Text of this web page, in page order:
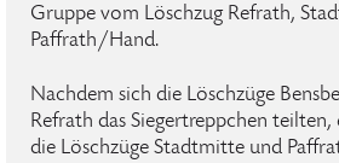
Gruppe vom Löschzug Refrath,
Paffrath/Hand.
Nachdem sich die Löschzüge
Refrath das Siegertreppchen teilten,
die Löschzüge Stadtmitte und